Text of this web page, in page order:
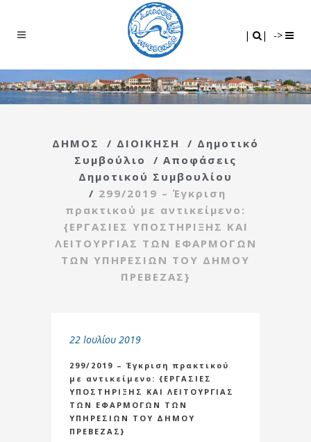
| | ->
ΔΗΜΟΣ / ΔΙΟΙΚΗΣΗ / Δημοτικό
Συμβούλιο
/ Αποφάσεις
Δημοτικού Συμβουλίου
/ 299/2019 – Έγκριση
πρακτικού με αντικείμενο:
{ΕΡΓΑΣΙΕΣ ΥΠΟΣΤΗΡΙΞΗΣ ΚΑΙ
ΛΕΙΤΟΥΡΓΙΑΣ ΤΩΝ ΕΦΑΡΜΟΓΩΝ
ΤΩΝ ΥΠΗΡΕΣΙΩΝ ΤΟΥ ΔΗΜΟΥ
ΠΡΕΒΕΖΑΣ}
22 Ιουλίου 2019
299/2019 – Έγκριση πρακτικού
με αντικείμενο: {ΕΡΓΑΣΙΕΣ
ΥΠΟΣΤΗΡΙΞΗΣ ΚΑΙ ΛΕΙΤΟΥΡΓΙΑΣ
ΤΩΝ ΕΦΑΡΜΟΓΩΝ ΤΩΝ
ΥΠΗΡΕΣΙΩΝ ΤΟΥ ΔΗΜΟΥ
ΠΡΕΒΕΖΑΣ}